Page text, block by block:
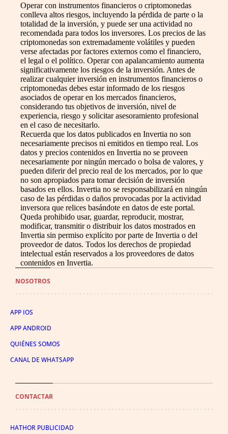
Operar con instrumentos financieros o criptomonedas
conlleva altos riesgos, incluyendo la pérdida de parte o la
totalidad de la inversión, y puede ser una actividad no
recomendada para todos los inversores. Los precios de las
criptomonedas son extremadamente volátiles y pueden
verse afectadas por factores externos como el financiero,
el legal o el político. Operar con apalancamiento aumenta
significativamente los riesgos de la inversión. Antes de
realizar cualquier inversión en instrumentos financieros o
criptomonedas debes estar informado de los riesgos
asociados de operar en los mercados financieros,
considerando tus objetivos de inversión, nivel de
experiencia, riesgo y solicitar asesoramiento profesional
en el caso de necesitarlo.
Recuerda que los datos publicados en Invertia no son
necesariamente precisos ni emitidos en tiempo real. Los
datos y precios contenidos en Invertia no se proveen
necesariamente por ningún mercado o bolsa de valores, y
pueden diferir del precio real de los mercados, por lo que
no son apropiados para tomar decisión de inversión
basados en ellos. Invertia no se responsabilizará en ningún
caso de las pérdidas o daños provocadas por la actividad
inversora que relices basándote en datos de este portal.
Queda prohibido usar, guardar, reproducir, mostrar,
modificar, transmitir o distribuir los datos mostrados en
Invertia sin permiso explícito por parte de Invertia o del
proveedor de datos. Todos los derechos de propiedad
intelectual están reservados a los proveedores de datos
contenidos en Invertia.
NOSOTROS
APP IOS
APP ANDROID
QUIÉNES SOMOS
CANAL DE WHATSAPP
CONTACTAR
HATHOR PUBLICIDAD